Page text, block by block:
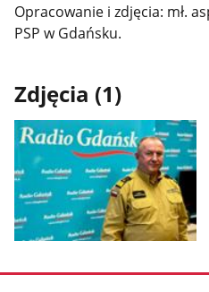
Opracowanie i zdjęcia: mł.
PSP w Gdańsku.
Zdjęcia (1)
zdjęcie